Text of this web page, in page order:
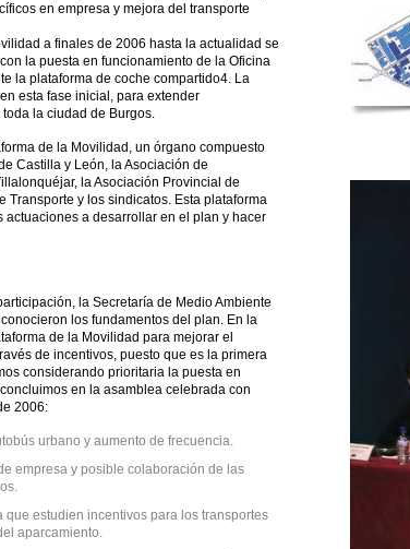
en empresa y mejora del transporte
a finales de 2006 hasta la actualidad se
la puesta en funcionamiento de la Oficina
la plataforma de coche compartido4. La
esta fase inicial, para extender
la ciudad de Burgos.
de la Movilidad, un órgano compuesto
Castilla y León, la Asociación de
la Asociación Provincial de
Transporte y los sindicatos. Esta plataforma
a desarrollar en el plan y hacer
la Secretaría de Medio Ambiente
los fundamentos del plan. En la
de la Movilidad para mejorar el
de incentivos, puesto que es la primera
considerando prioritaria la puesta en
en la asamblea celebrada con
2006:
urbano y aumento de frecuencia.
empresa y posible colaboración de las
estudien incentivos para los transportes
aparcamiento.